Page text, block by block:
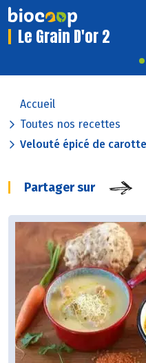
Le Grain D'or 2
Accueil
Toutes nos recettes
Velouté épicé de
Partager sur